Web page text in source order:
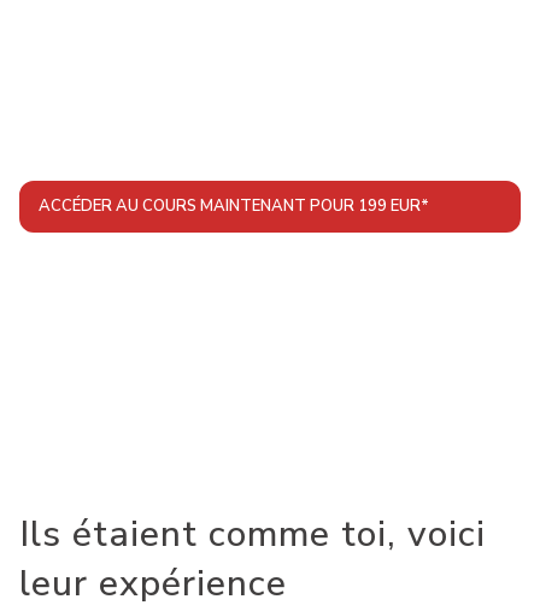
ACCÉDER AU COURS MAINTENANT POUR 199 EUR*
Ils étaient comme toi, voici
leur expérience